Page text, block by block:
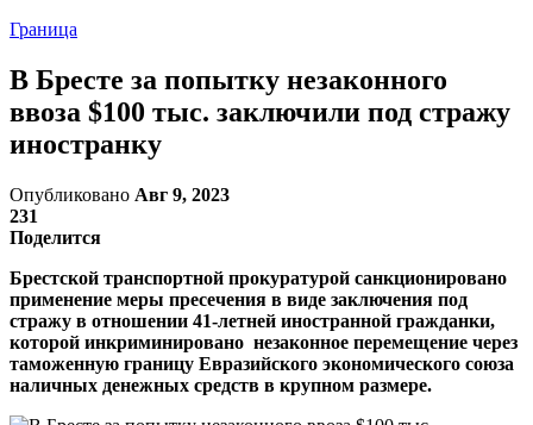
Граница
В Бресте за попытку незаконного
ввоза $100 тыс. заключили под стражу
иностранку
Опубликовано Авг 9, 2023
231
Поделится
Брестской транспортной прокуратурой санкционировано
применение меры пресечения в виде заключения под
стражу в отношении 41-летней иностранной гражданки,
которой инкриминировано незаконное перемещение через
таможенную границу Евразийского экономического союза
наличных денежных средств в крупном размере.